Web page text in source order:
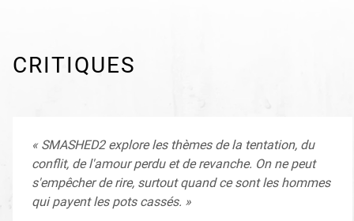
CRITIQUES
« SMASHED2 explore les thèmes de la tentation, du
conflit, de l'amour perdu et de revanche. On ne peut
s'empêcher de rire, surtout quand ce sont les hommes
qui payent les pots cassés. »